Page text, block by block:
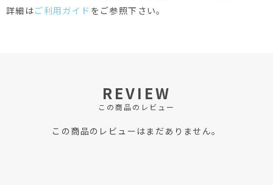
詳細はご利用ガイド をご参照下さい。
REVIEW
この商品のレビュー
この商品のレビューはまだありません。